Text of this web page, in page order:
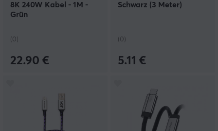
8K 240W Kabel - 1M -
Grün
(0)
22.90 €
Schwarz (3 Meter)
(0)
5.11 €